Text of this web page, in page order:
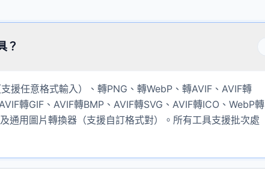
？
援任意格式輸入）、轉PNG、轉WebP、轉AVIF、AVIF轉
轉GIF、AVIF轉BMP、AVIF轉SVG、AVIF轉ICO、WebP轉
通用圖片轉換器（支援自訂格式對）。所有工具支援批次處